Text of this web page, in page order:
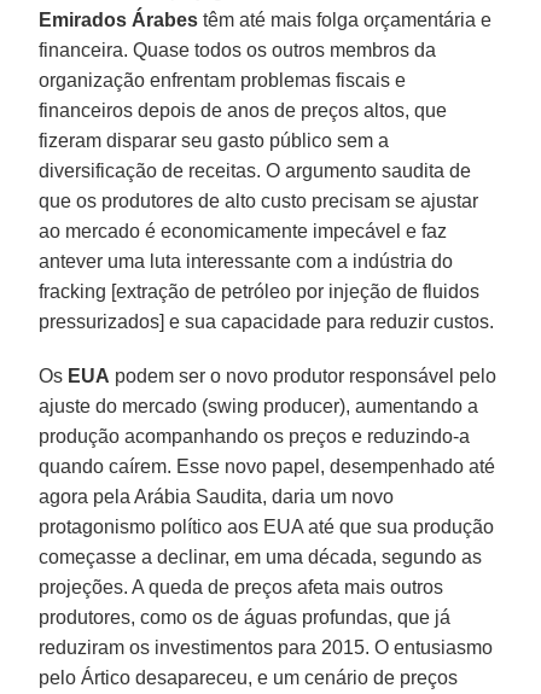
Emirados Árabes têm até mais folga orçamentária e
financeira. Quase todos os outros membros da
organização enfrentam problemas fiscais e
financeiros depois de anos de preços altos, que
fizeram disparar seu gasto público sem a
diversificação de receitas. O argumento saudita de
que os produtores de alto custo precisam se ajustar
ao mercado é economicamente impecável e faz
antever uma luta interessante com a indústria do
fracking [extração de petróleo por injeção de fluidos
pressurizados] e sua capacidade para reduzir custos.
Os EUA podem ser o novo produtor responsável pelo
ajuste do mercado (swing producer), aumentando a
produção acompanhando os preços e reduzindo-a
quando caírem. Esse novo papel, desempenhado até
agora pela Arábia Saudita, daria um novo
protagonismo político aos EUA até que sua produção
começasse a declinar, em uma década, segundo as
projeções. A queda de preços afeta mais outros
produtores, como os de águas profundas, que já
reduziram os investimentos para 2015. O entusiasmo
pelo Ártico desapareceu, e um cenário de preços